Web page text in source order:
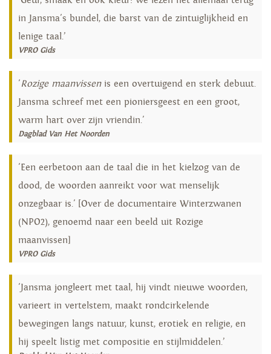
in Jansma's bundel, die barst van de zintuiglijkheid en
lenige taal.’
VPRO Gids
'Rozige maanvissenis een overtuigend en sterk debuut.
Jansma schreef met een pioniersgeest en een groot,
warm hart over zijn vriendin.'
Dagblad Van Het Noorden
'Een eerbetoon aan de taal die in het kielzog van de
dood, de woorden aanreikt voor wat menselijk
onzegbaar is.' [Over de documentaire Winterzwanen
(NPO2), genoemd naar een beeld uit Rozige
maanvissen]
VPRO Gids
'Jansma jongleert met taal, hij vindt nieuwe woorden,
varieert in vertelstem, maakt rondcirkelende
bewegingen langs natuur, kunst, erotiek en religie, en
hij speelt listig met compositie en stijlmiddelen.’